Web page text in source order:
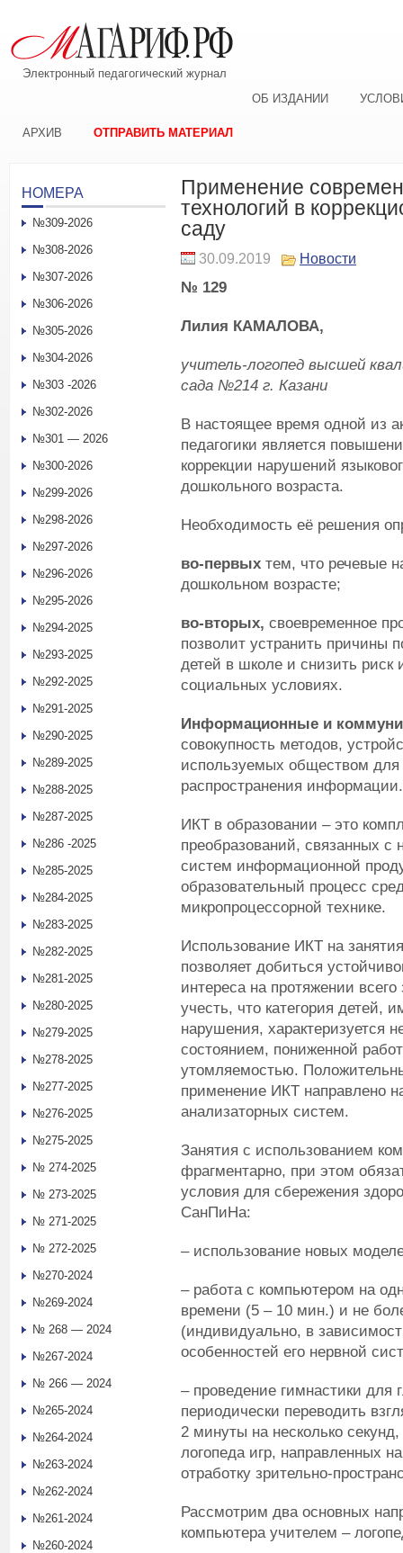
Электронный педагогический журнал
ОБ ИЗДАНИИ
АРХИВ ОТПРАВИТЬ МАТЕРИАЛ
Применение
технологий в
саду
30.09.2019 Новости
№ 129
Лилия КАМАЛОВА,
учитель-логопед высшей
сада №214 г. Казани
В настоящее время одной из
педагогики является
коррекции нарушений
дошкольного возраста.
Необходимость её решения
во-первых тем, что речевые
дошкольном возрасте;
во-вторых, своевременное
позволит устранить причины
детей в школе и снизить риск
социальных условиях.
Информационные и
совокупность методов,
используемых обществом для
распространения информации.
ИКТ в образовании – это
преобразований, связанных
систем информационной
образовательный процесс
микропроцессорной технике.
Использование ИКТ на
позволяет добиться
интереса на протяжении
учесть, что категория
нарушения, характеризуется
состоянием, пониженной
утомляемостью.
применение ИКТ направлено
анализаторных систем.
Занятия с использованием
фрагментарно, при этом
условия для сбережения
СанПиНа:
– использование новых
– работа с компьютером на
времени (5 – 10 мин.) и не
(индивидуально, в
особенностей его нервной
– проведение гимнастики для
периодически переводить
2 минуты на несколько
логопеда игр, направленных
отработку зрительно-
Рассмотрим два основных
компьютера учителем –
НОМЕРА
№309-2026
№308-2026
№307-2026
№306-2026
№305-2026
№304-2026
№303 -2026
№302-2026
№301 — 2026
№300-2026
№299-2026
№298-2026
№297-2026
№296-2026
№295-2026
№294-2025
№293-2025
№292-2025
№291-2025
№290-2025
№289-2025
№288-2025
№287-2025
№286 -2025
№285-2025
№284-2025
№283-2025
№282-2025
№281-2025
№280-2025
№279-2025
№278-2025
№277-2025
№276-2025
№275-2025
№ 274-2025
№ 273-2025
№ 271-2025
№ 272-2025
№270-2024
№269-2024
№ 268 — 2024
№267-2024
№ 266 — 2024
№265-2024
№264-2024
№263-2024
№262-2024
№261-2024
№260-2024